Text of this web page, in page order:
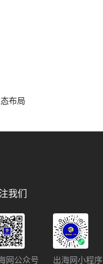
布局
我们
网公众号 出海网小程序